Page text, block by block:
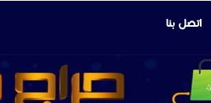
اتصل بنا